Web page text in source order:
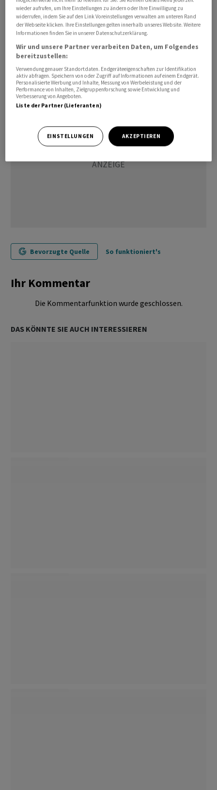
SGS auch die für 2024 erwartete Verschuldungsquote
von weniger als 2,5 mal EBITDA oder auch die EBITDA-
Marge von über 16 Prozent verpassen werde.
cf/jb
(AWP)
Bevorzugte Quelle So funktioniert's
Ihr Kommentar
Die Kommentarfunktion wurde geschlossen.
DAS KÖNNTE SIE AUCH INTERESSIEREN
wieder aufrufen, um Ihre Einstellungen zu ändern oder Ihre Einwilligung zu
widerrufen, indem Sie auf den Link Voreinstellungen verwalten am unteren Rand
der Webseite klicken. Ihre Einstellungen gelten innerhalb unseres Website. Weitere
Informationen finden Sie in unserer Datenschutzerklärung.
Wir und unsere Partner verarbeiten Daten, um Folgendes
bereitzustellen:
Verwendung genauer Standortdaten. Endgeräteeigenschaften zur Identifikation
aktiv abfragen. Speichern von oder Zugriff auf Informationen auf einem Endgerät.
Personalisierte Werbung und Inhalte, Messung von Werbeleistung und der
Performance von Inhalten, Zielgruppenforschung sowie Entwicklung und
Verbesserung von Angeboten.
Liste der Partner (Lieferanten)
EINSTELLUNGEN AKZEPTIEREN